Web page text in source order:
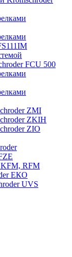
FCU 500
ZМI
ZKIH
ZIO
RFM
ЕКО
UVS